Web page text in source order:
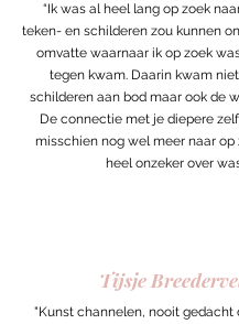
“Ik was al heel lang op zoek
teken- en schilderen zou kunnen
omvatte waarnaar ik op zoek
tegen kwam. Daarin kwam
schilderen aan bod maar ook de
De connectie met je diepere
misschien nog wel meer naar op
heel onzeker over
Tijsje
"Kunst channelen, nooit gedacht